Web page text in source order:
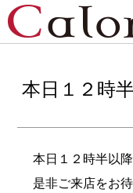
本日１２時
本日１２時半以
是非ご来店をお